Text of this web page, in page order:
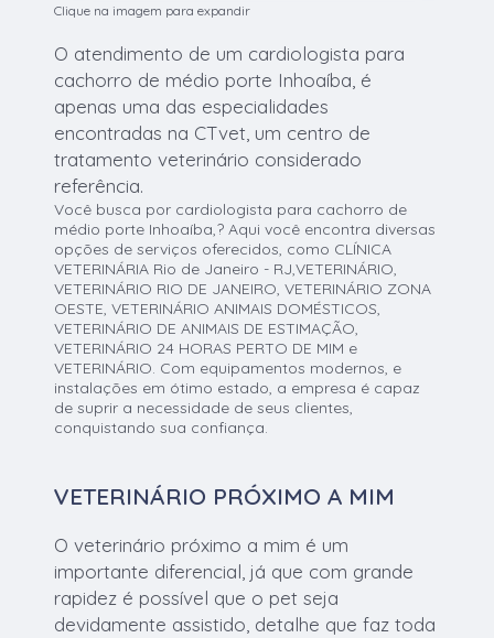
Clique na imagem para expandir
O atendimento de um cardiologista para
cachorro de médio porte Inhoaíba, é
apenas uma das especialidades
encontradas na CTvet, um centro de
tratamento veterinário considerado
referência.
Você busca por cardiologista para cachorro de
médio porte Inhoaíba,? Aqui você encontra diversas
opções de serviços oferecidos, como CLÍNICA
VETERINÁRIA Rio de Janeiro - RJ,VETERINÁRIO,
VETERINÁRIO RIO DE JANEIRO, VETERINÁRIO ZONA
OESTE, VETERINÁRIO ANIMAIS DOMÉSTICOS,
VETERINÁRIO DE ANIMAIS DE ESTIMAÇÃO,
VETERINÁRIO 24 HORAS PERTO DE MIM e
VETERINÁRIO. Com equipamentos modernos, e
instalações em ótimo estado, a empresa é capaz
de suprir a necessidade de seus clientes,
conquistando sua confiança.
VETERINÁRIO PRÓXIMO A MIM
O veterinário próximo a mim é um
importante diferencial, já que com grande
rapidez é possível que o pet seja
devidamente assistido, detalhe que faz toda